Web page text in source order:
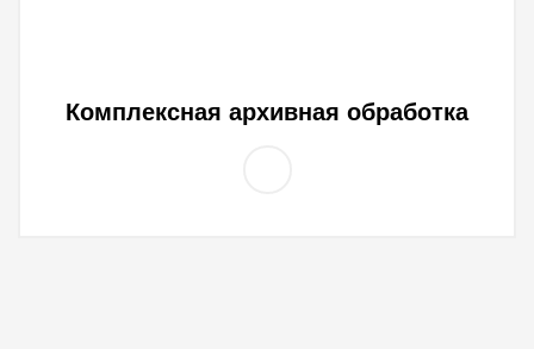
Комплексная архивная обработка